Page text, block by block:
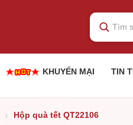
KHUYẾN MẠI TIN
› Hộp quà tết QT22106